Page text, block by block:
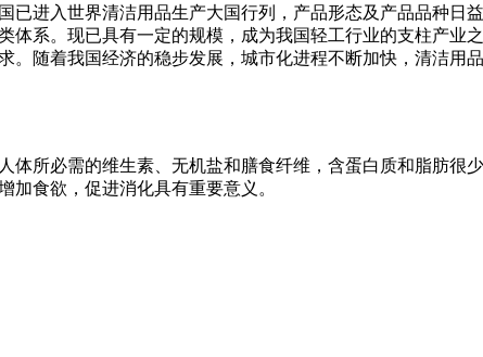
已进入世界清洁用品生产大国行列，产品形态及产品品种日
体系。现已具有一定的规模，成为我国轻工行业的支柱产业
。随着我国经济的稳步发展，城市化进程不断加快，清洁用
体所必需的维生素、无机盐和膳食纤维，含蛋白质和脂肪很
加食欲，促进消化具有重要意义。